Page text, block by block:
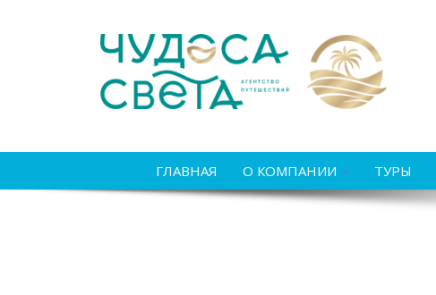
ГЛАВНАЯ О КОМПАНИИ ТУРЫ